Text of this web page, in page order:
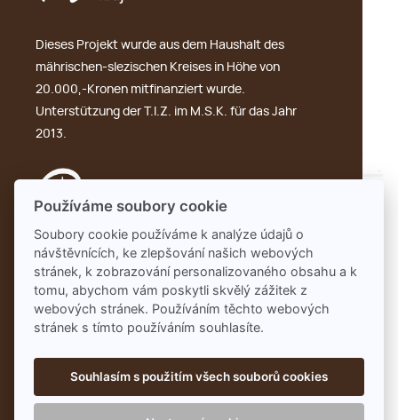
Dieses Projekt wurde aus dem Haushalt des
mährischen-slezischen Kreises in Höhe von
20.000,-Kronen mitfinanziert wurde.
Unterstützung der T.I.Z. im M.S.K. für das Jahr
2013.
GDPR
Používáme soubory cookie
Soubory cookie používáme k analýze údajů o
návštěvnících, ke zlepšování našich webových
stránek, k zobrazování personalizovaného obsahu a k
tomu, abychom vám poskytli skvělý zážitek z
webových stránek. Používáním těchto webových
stránek s tímto používáním souhlasíte.
Souhlasím s použitím všech souborů cookies